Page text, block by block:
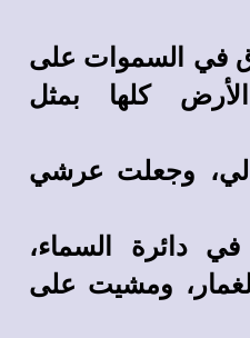
في السموات على
كلها بمثل
وجعلت عرشي
دائرة السماء،
ومشيت على